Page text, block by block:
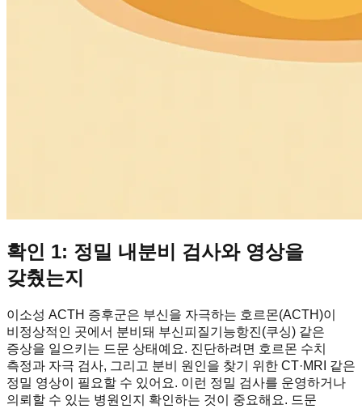
확인 1: 정밀 내분비 검사와 영상을
갖췄는지
이소성 ACTH 증후군은 부신을 자극하는 호르몬(ACTH)이
비정상적인 곳에서 분비돼 부신피질기능항진(쿠싱) 같은
증상을 일으키는 드문 상태예요. 진단하려면 호르몬 수치
측정과 자극 검사, 그리고 분비 원인을 찾기 위한 CT·MRI 같은
정밀 영상이 필요할 수 있어요. 이런 정밀 검사를 운영하거나
의뢰할 수 있는 병원인지 확인하는 것이 중요해요. 드문